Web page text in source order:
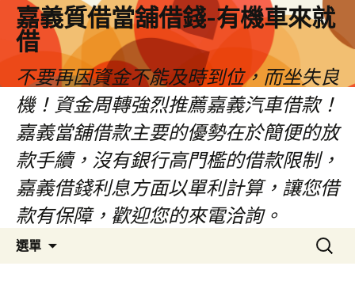
嘉義質借當舖借錢-有機車來就
借
不要再因資金不能及時到位，而坐失良
機！資金周轉強烈推薦嘉義汽車借款！
嘉義當舖借款主要的優勢在於簡便的放
款手續，沒有銀行高門檻的借款限制，
嘉義借錢利息方面以單利計算，讓您借
款有保障，歡迎您的來電洽詢。
選單
搜
尋